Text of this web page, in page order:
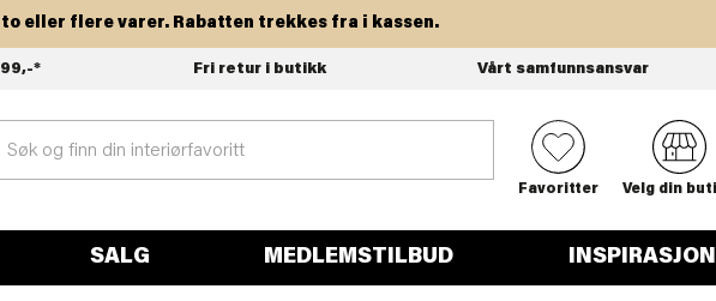
flere varer. Rabatten trekkes fra i kassen.
* Fri retur i butikk Vårt samfunnsansvar
0
Favoritter
SALG MEDLEMSTILBUD INSPIRASJON